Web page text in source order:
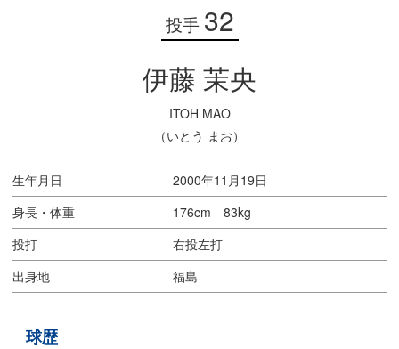
投手 32
伊藤 茉央
ITOH MAO
（いとう まお）
生年月日
2000年11月19日
身長・体重
176cm 83kg
投打
右投左打
出身地
福島
球歴